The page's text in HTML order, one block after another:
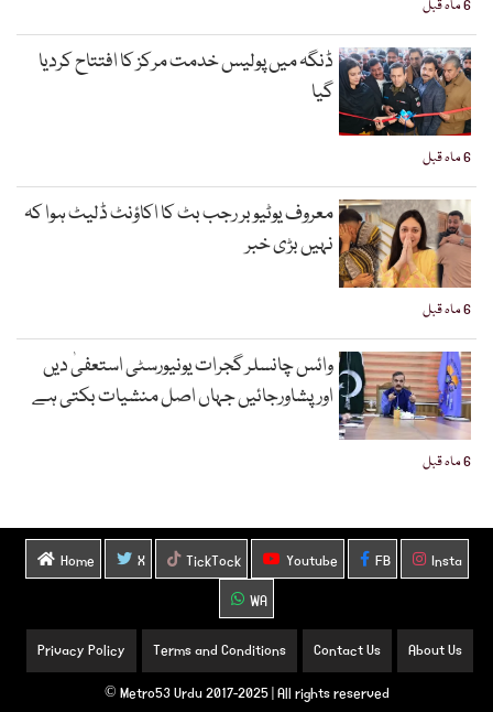
6 ماہ قبل
6 ماہ قبل
ڈنگہ میں پولیس خدمت مرکز کا افتتاح کردیا
گیا
6 ماہ قبل
معروف یوٹیوبر رجب بٹ کا اکاؤنٹ ڈلیٹ ہوا کہ
نہیں بڑی خبر
6 ماہ قبل
وائس چانسلر گجرات یونیورسٹی استعفیٰ دیں
اورپشاورجائیں جہاں اصل منشیات بکتی ہے
Home X TickTock Youtube FB
Insta
WA
About Us
Contact Us
Terms and Conditions
Privacy Policy
Metro53 Urdu 2017-2025 | All rights reserved ©